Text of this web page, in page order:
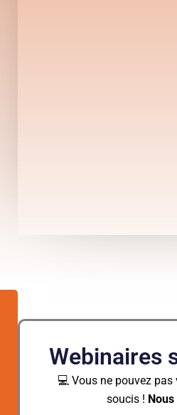
Webinaires
💻 Vous ne pouvez
soucis !